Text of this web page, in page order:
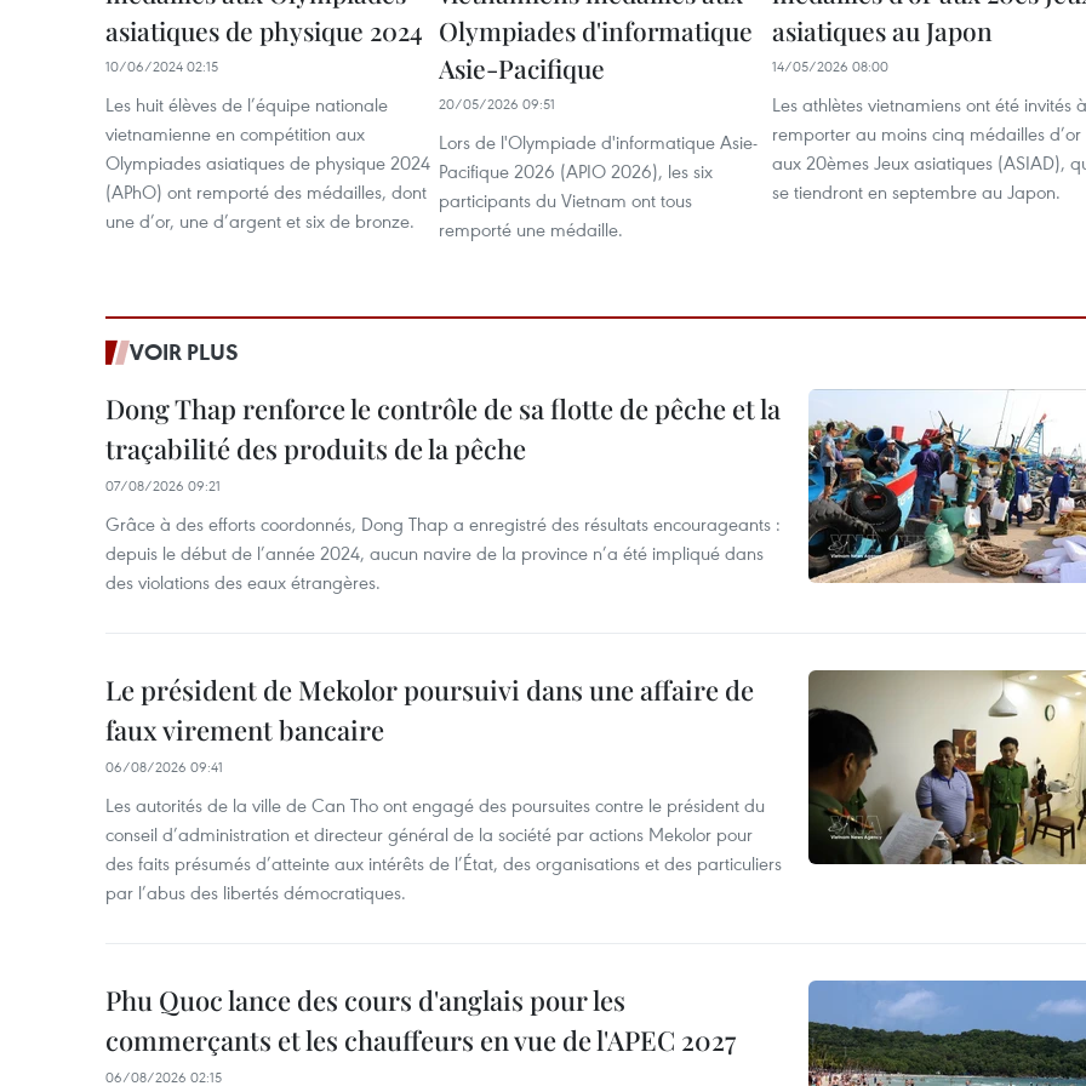
asiatiques de physique 2024
10/06/2024 02:15
Les huit élèves de l’équipe nationale
vietnamienne en compétition aux
Olympiades asiatiques de physique 2024
(APhO) ont remporté des médailles, dont
une d’or, une d’argent et six de bronze.
Olympiades d'informatique
Asie-Pacifique
20/05/2026 09:51
Lors de l'Olympiade d'informatique Asie-
Pacifique 2026 (APIO 2026), les six
participants du Vietnam ont tous
remporté une médaille.
asiatiques au Japon
14/05/2026 08:00
Les athlètes vietnamiens ont été invités à
remporter au moins cinq médailles d’or
aux 20èmes Jeux asiatiques (ASIAD),
se tiendront en septembre au Japon.
VOIR PLUS
Dong Thap renforce le contrôle de sa flotte de pêche et la
traçabilité des produits de la pêche
07/08/2026 09:21
Grâce à des efforts coordonnés, Dong Thap a enregistré des résultats encourageants :
depuis le début de l’année 2024, aucun navire de la province n’a été impliqué dans
des violations des eaux étrangères.
Le président de Mekolor poursuivi dans une affaire de
faux virement bancaire
06/08/2026 09:41
Les autorités de la ville de Can Tho ont engagé des poursuites contre le président du
conseil d’administration et directeur général de la société par actions Mekolor pour
des faits présumés d’atteinte aux intérêts de l’État, des organisations et des particuliers
par l’abus des libertés démocratiques.
Phu Quoc lance des cours d'anglais pour les
commerçants et les chauffeurs en vue de l'APEC 2027
06/08/2026 02:15